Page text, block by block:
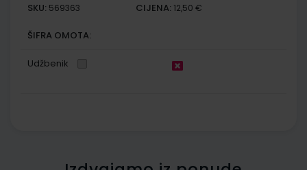
SKU: 569363 CIJENA: 12,50 €
ŠIFRA OMOTA:
Udžbenik